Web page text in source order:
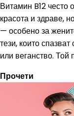
Витамин B12 често
красота и здраве,
— особено за
тези, които
или веганство. Той
Прочети